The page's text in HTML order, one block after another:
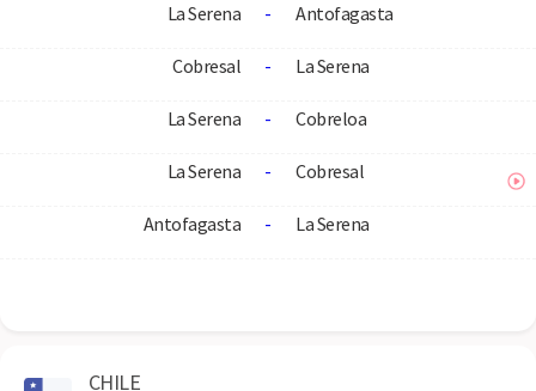
La Serena - Antofagasta
Cobresal - La Serena
La Serena - Cobreloa
La Serena - Cobresal
Antofagasta - La Serena
CHILE